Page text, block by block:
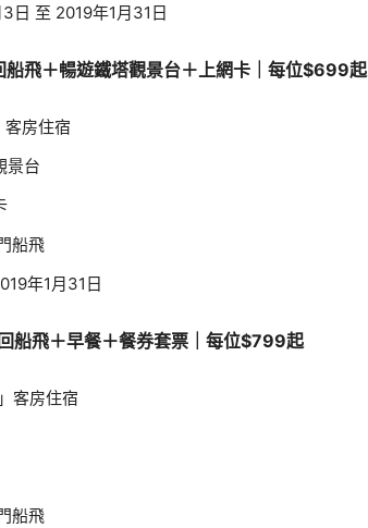
日 至 2019年1月31日
船飛＋暢遊鐵塔觀景台＋上網卡｜每位$699起
客房住宿
景台
船飛
年1月31日
船飛＋早餐＋餐券套票｜每位$799起
客房住宿
船飛